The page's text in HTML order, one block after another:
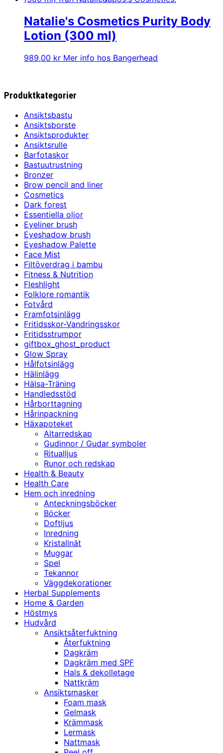
Natalie's Cosmetics Purity Body
Lotion (300 ml)
989,00 kr Mer info hos Bangerhead
Produktkategorier
Ansiktsbastu
Ansiktsborste
Ansiktsprodukter
Ansiktsrulle
Barfotaskor
Bastuutrustning
Bronzer
Brow pencil and liner
Cosmetics
Dark forest
Essentiella oljor
Eyeliner brush
Eyeshadow brush
Eyeshadow Palette
Face Mist
Filtöverdrag i bambu
Fitness & Nutrition
Fleshlight
Folklore romantik
Fotvård
Framfotsinlägg
Fritidsskor-Vandringsskor
Fritidsstrumpor
giftbox_ghost_product
Glow Spray
Hålfotsinlägg
Hälinlägg
Hälsa-Träning
Handledsstöd
Hårborttagning
Hårinpackning
Häxapoteket
Altarredskap
Gudinnor / Gudar symboler
Ritualljus
Runor och redskap
Health & Beauty
Health Care
Hem och inredning
Anteckningsböcker
Böcker
Doftljus
Inredning
Kristallnät
Muggar
Spel
Tekannor
Väggdekorationer
Herbal Supplements
Home & Garden
Höstmys
Hudvård
Ansiktsåterfuktning
Återfuktning
Dagkräm
Dagkräm med SPF
Hals & dekolletage
Nattkräm
Ansiktsmasker
Foam mask
Gelmask
Krämmask
Lermask
Nattmask